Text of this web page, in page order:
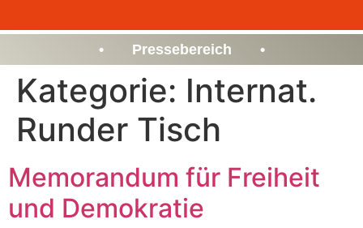
• Pressebereich •
Kategorie: Internat.
Runder Tisch
Memorandum für Freiheit
und Demokratie